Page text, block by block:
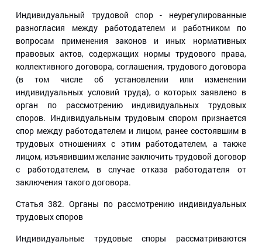
Индивидуальный трудовой спор - неурегулированные
разногласия между работодателем и работником по
вопросам применения законов и иных нормативных
правовых актов, содержащих нормы трудового права,
коллективного договора, соглашения, трудового договора
(в том числе об установлении или изменении
индивидуальных условий труда), о которых заявлено в
орган по рассмотрению индивидуальных трудовых
споров. Индивидуальным трудовым спором признается
спор между работодателем и лицом, ранее состоявшим в
трудовых отношениях с этим работодателем, а также
лицом, изъявившим желание заключить трудовой договор
с работодателем, в случае отказа работодателя от
заключения такого договора.
Статья 382. Органы по рассмотрению индивидуальных
трудовых споров
Индивидуальные трудовые споры рассматриваются